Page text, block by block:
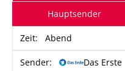
Hauptsender
Zeit: Abend
Sender: Das Erste